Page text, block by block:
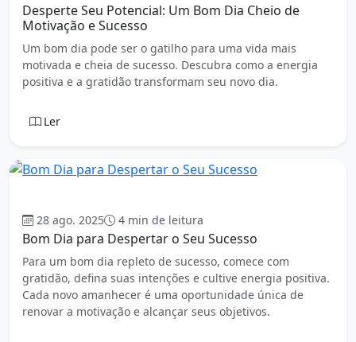
Desperte Seu Potencial: Um Bom Dia Cheio de
Motivação e Sucesso
Um bom dia pode ser o gatilho para uma vida mais
motivada e cheia de sucesso. Descubra como a energia
positiva e a gratidão transformam seu novo dia.
Ler
28 ago. 2025 4 min de leitura
Bom Dia para Despertar o Seu Sucesso
Para um bom dia repleto de sucesso, comece com
gratidão, defina suas intenções e cultive energia positiva.
Cada novo amanhecer é uma oportunidade única de
renovar a motivação e alcançar seus objetivos.